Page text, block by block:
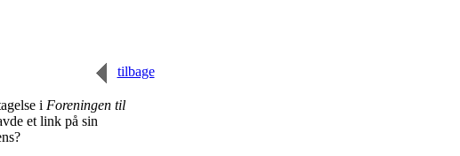
tilbage
i Foreningen til
et link på sin